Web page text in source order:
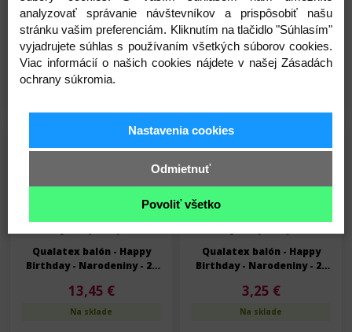
Birthday - Narodeniny pre
chlapca - 28 cm - 6 ks/bal
3,25 €
Na sklade
Birthday - Narodeniny - 28
cm - 6 ks/bal
3,25 €
Na sklade
Qualatex balón - Happy
Birthday - Narodeniny - 28
13,45 €
Na sklade
Skladom
Qualatex balón - Happy
Birthday - Narodeniny - 28
3,25 €
Na sklade
analyzovať správanie návštevníkov a prispôsobiť našu
stránku vašim preferenciám. Kliknutím na tlačidlo "Súhlasím"
vyjadrujete súhlas s používaním všetkých súborov cookies.
Viac informácií o našich cookies nájdete v našej Zásadách
ochrany súkromia.
Nastavenia cookies
Odmietnuť
Povoliť všetko